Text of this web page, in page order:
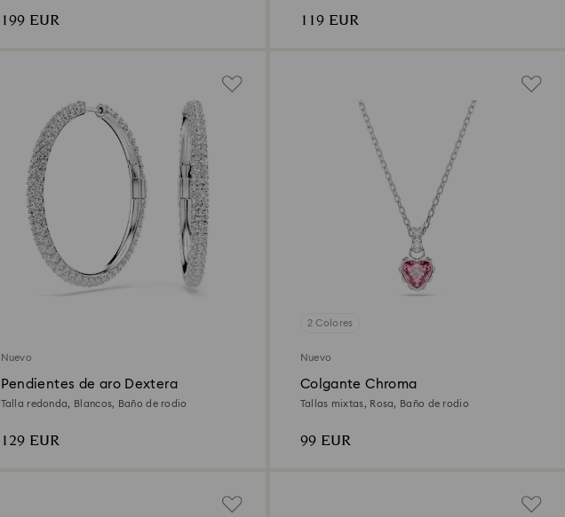
199 EUR 119 EUR
Nuevo
Pendientes de aro Dextera
Talla redonda, Blancos, Baño de rodio
129 EUR
2 Colores
Nuevo
Colgante Chroma
Tallas mixtas, Rosa, Baño de rodio
99 EUR